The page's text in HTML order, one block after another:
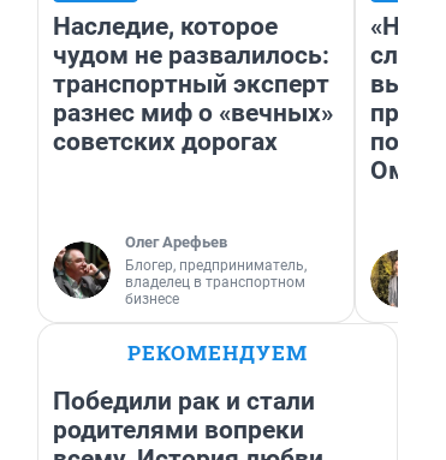
Наследие, которое
чудом не развалилось:
транспортный эксперт
разнес миф о «вечных»
советских дорогах
Олег Арефьев
Блогер, предприниматель,
владелец в транспортном
бизнесе
РЕКОМЕНДУЕМ
Победили рак и стали
родителями вопреки